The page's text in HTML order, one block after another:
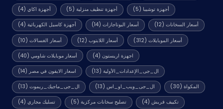
أجهزة اكاي(4) أجهزة تنظيف منزلية (5) أجهزة توشيبا (5)
أجهزة كاسيل الكهربائية(4) أسعار البوتاجازات (14) أسعار السخانات (12)
أسعار الغسالات(10) أسعار اللابتوب (12) أسعار الموبايلات (312)
أسعار موبايلات شاومي(40) اجهزة اريستون (4)
اسعار الايفون في مصر (14) ال_جى_الإعدادات_الأولية (13)
ال_جى_ماجيك_ريموت(13) ال_جى_ويب_او_اس (13) المكواة (30)
تسليك مجاري(4) تصليح سخانات مركزية (5) تكييف فريش (4)